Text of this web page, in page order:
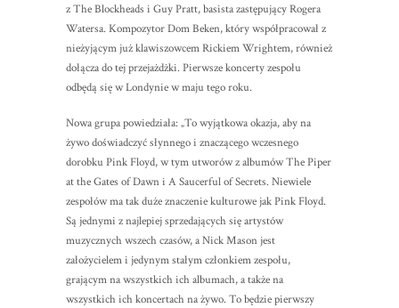
z The Blockheads i Guy Pratt, basista zastępujący Rogera
Watersa. Kompozytor Dom Beken, który współpracował z
nieżyjącym już klawiszowcem Rickiem Wrightem, również
dołącza do tej przejażdżki. Pierwsze koncerty zespołu
odbędą się w Londynie w maju tego roku.
Nowa grupa powiedziała: „To wyjątkowa okazja, aby na
żywo doświadczyć słynnego i znaczącego wczesnego
dorobku Pink Floyd, w tym utworów z albumów The Piper
at the Gates of Dawn i A Saucerful of Secrets. Niewiele
zespołów ma tak duże znaczenie kulturowe jak Pink Floyd.
Są jednymi z najlepiej sprzedających się artystów
muzycznych wszech czasów, a Nick Mason jest
założycielem i jedynym stałym członkiem zespołu,
grającym na wszystkich ich albumach, a także na
wszystkich ich koncertach na żywo. To będzie pierwszy